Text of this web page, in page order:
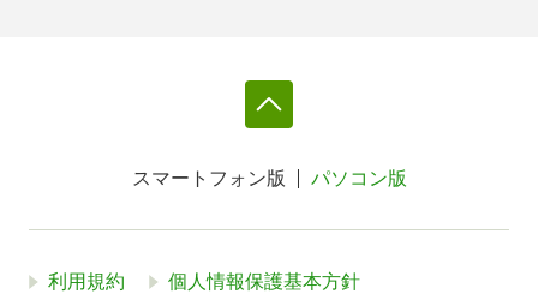
スマートフォン版 パソコン版
利用規約 個人情報保護基本方針